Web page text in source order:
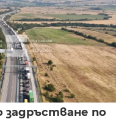
задръстване по